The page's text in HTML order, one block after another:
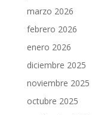
marzo 2026
febrero 2026
enero 2026
diciembre 2025
noviembre 2025
octubre 2025